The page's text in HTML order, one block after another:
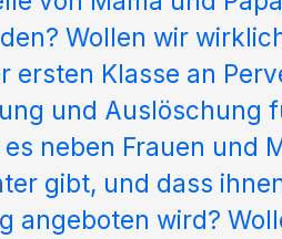
Wollen wir
ersten Klasse an
und Auslöschung
neben Frauen und
gibt, und dass
angeboten wird?